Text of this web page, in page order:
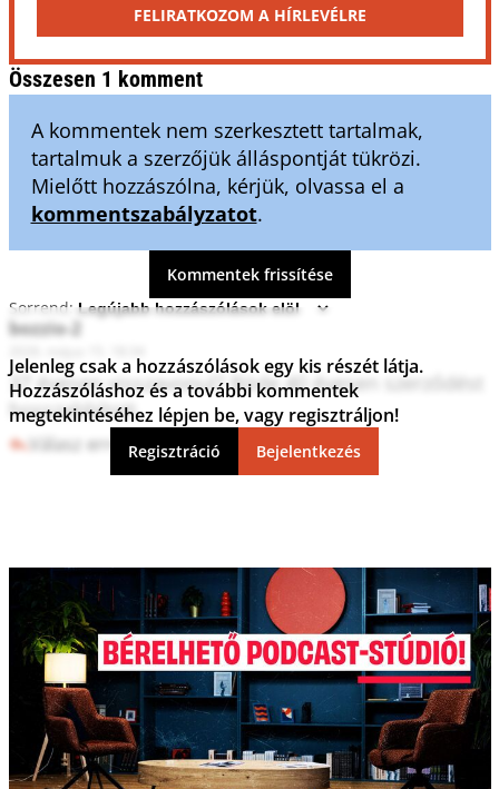
FELIRATKOZOM A HÍRLEVÉLRE
Összesen 1 komment
A kommentek nem szerkesztett tartalmak,
tartalmuk a szerzőjük álláspontját tükrözi.
Mielőtt hozzászólna, kérjük, olvassa el a
kommentszabályzatot.
Kommentek frissítése
Sorrend:
bozzio-2
37 évesen visszavonul? Böde 40 évesen szerződést
hosszabbított.
Válasz erre 0 0
Jelenleg csak a hozzászólások egy kis részét látja.
Hozzászóláshoz és a további kommentek
megtekintéséhez lépjen be, vagy regisztráljon!
Regisztráció Bejelentkezés